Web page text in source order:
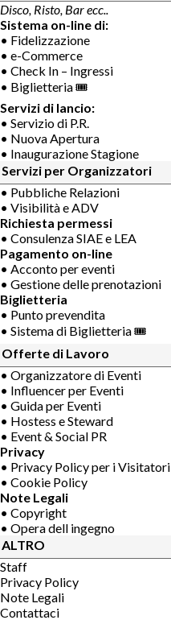
Disco, Risto, Bar ecc..
Sistema on-line di:
• Fidelizzazione
• e-Commerce
• Check In – Ingressi
• Biglietteria 🎟
Servizi di lancio:
• Servizio di P.R.
• Nuova Apertura
• Inaugurazione Stagione
Servizi per Organizzatori
• Pubbliche Relazioni
• Visibilità e ADV
Richiesta permessi
• Consulenza SIAE e LEA
Pagamento on-line
• Acconto per eventi
• Gestione delle prenotazioni
Biglietteria
• Punto prevendita
• Sistema di Biglietteria 🎟
Offerte di Lavoro
• Organizzatore di Eventi
• Influencer per Eventi
• Guida per Eventi
• Hostess e Steward
• Event & Social PR
Privacy
• Privacy Policy per i Visitatori
• Cookie Policy
Note Legali
• Copyright
• Opera dell ingegno
ALTRO
Staff
Privacy Policy
Note Legali
Contattaci